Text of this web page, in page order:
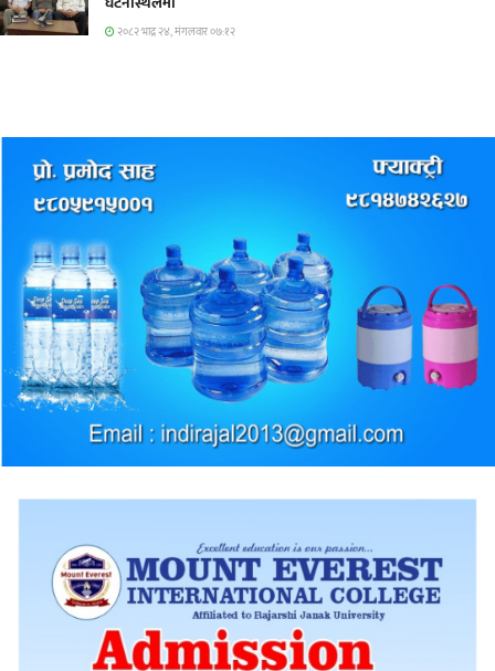
२०८२ भाद्र २४, मंगलवार ०७:१२